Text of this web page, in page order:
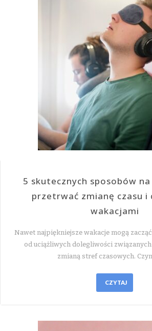
5 skutecznych sposobów
przetrwać zmianę czasu i
wakacjami
Nawet najpiękniejsze wakacje mogą
od uciążliwych dolegliwości
zmianą stref czasowych.
CZYTAJ